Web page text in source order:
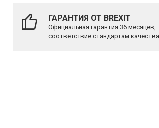
ГАРАНТИЯ ОТ BREXIT
Официальная гарантия 36 месяцев,
соответствие стандартам качества